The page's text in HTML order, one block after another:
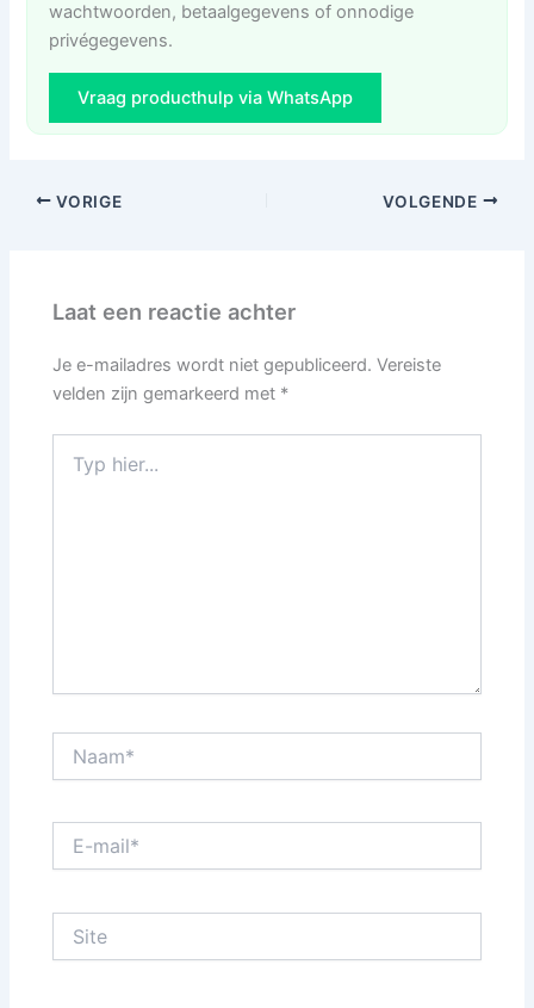
wachtwoorden, betaalgegevens of onnodige
privégegevens.
Vraag producthulp via WhatsApp
VORIGE VOLGENDE
Laat een reactie achter
Je e-mailadres wordt niet gepubliceerd. Vereiste
velden zijn gemarkeerd met *
hier...
mail*